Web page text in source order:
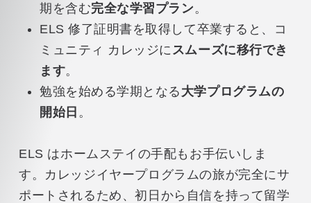
期を含む完全な学習プラン。
ELS 修了証明書を取得して卒業すると、コ
ミュニティ カレッジに スムーズに移行でき
ます。
勉強を始める学期となる 大学プログラムの
開始日 。
ELS はホームステイの手配もお手伝いしま
す。カレッジイヤープログラムの旅が完全にサ
ポートされるため、初日から自信を持って留学